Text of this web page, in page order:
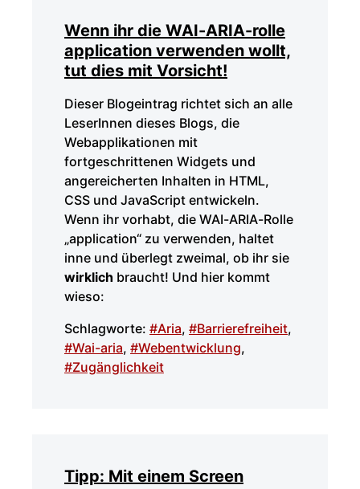
Wenn ihr die WAI-ARIA-rolle
application verwenden wollt,
tut dies mit Vorsicht!
Dieser Blogeintrag richtet sich an alle
LeserInnen dieses Blogs, die
Webapplikationen mit
fortgeschrittenen Widgets und
angereicherten Inhalten in HTML,
CSS und JavaScript entwickeln.
Wenn ihr vorhabt, die WAI-ARIA-Rolle
„application“ zu verwenden, haltet
inne und überlegt zweimal, ob ihr sie
wirklich braucht! Und hier kommt
wieso:
Schlagworte: #Aria, #Barrierefreiheit,
#Wai-aria, #Webentwicklung,
#Zugänglichkeit
Tipp: Mit einem Screen